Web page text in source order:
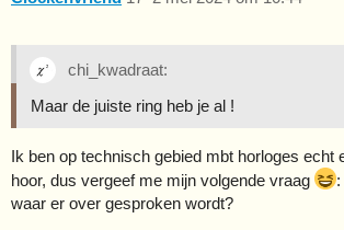
chi_kwadraat:
Maar de juiste ring heb je al !
Ik ben op technisch gebied mbt horloges echt
hoor, dus vergeef me mijn volgende vraag
waar er over gesproken wordt?